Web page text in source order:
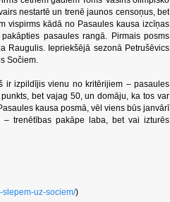
nestartē un trenē jaunos censoņus, bet
vispirms kādā no Pasaules kausa izcīņas
pasaules rangā. Pirmais posms
Raugulis. Iepriekšējā sezonā Petrušēvics
Sočiem.
ir izpildījis vienu no kritērijiem – pasaules
bet vajag 50, un domāju, ka tos var
kausa posmā, vēl viens būs janvārī
– trenētības pakāpe laba, bet vai izturēs
slepem-uz-sociem/)